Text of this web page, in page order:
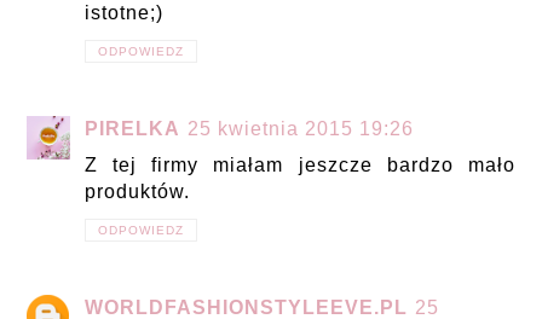
istotne;)
ODPOWIEDZ
PIRELKA 25 kwietnia 2015 19:26
Z tej firmy miałam jeszcze bardzo mało
produktów.
ODPOWIEDZ
WORLDFASHIONSTYLEEVE.PL 25